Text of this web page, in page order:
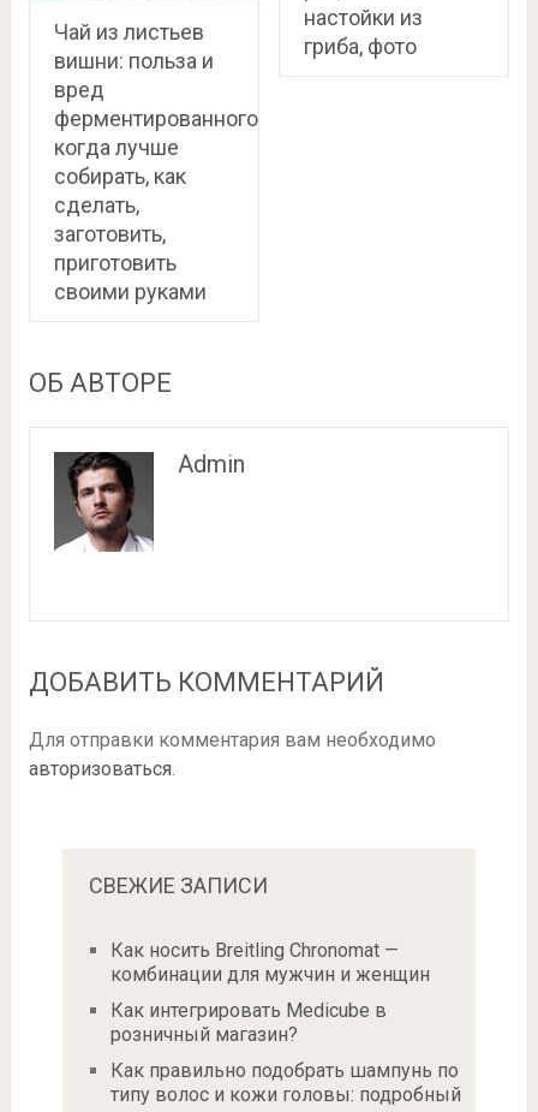
Чай из листьев
вишни: польза и
вред
ферментированного,
когда лучше
собирать, как
сделать,
заготовить,
приготовить
своими руками
настойки из
гриба, фото
ОБ АВТОРЕ
Admin
ДОБАВИТЬ КОММЕНТАРИЙ
Для отправки комментария вам необходимо
авторизоваться
СВЕЖИЕ ЗАПИСИ
Как носить Breitling Chronomat —
комбинации для мужчин и женщин
Как интегрировать Medicube в
розничный магазин?
Как правильно подобрать шампунь по
типу волос и кожи головы: подробный